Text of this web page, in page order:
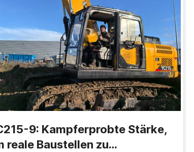
9: Kampferprobte Stärke,
reale Baustellen zu